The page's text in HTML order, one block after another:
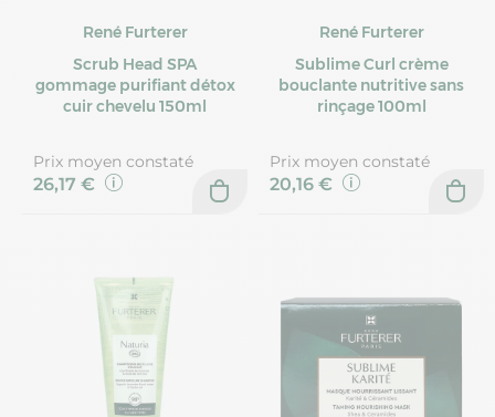
René Furterer
Scrub Head SPA
gommage purifiant détox
cuir chevelu 150ml
Prix moyen constaté
26,17 €
René Furterer
Sublime Curl crème
bouclante nutritive sans
rinçage 100ml
Prix moyen constaté
20,16 €